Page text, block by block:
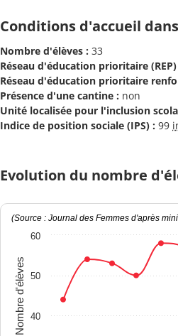
Conditions d'accueil
Nombre d'élèves : 33
Réseau d'éducation prioritaire (REP)
Réseau d'éducation prioritaire
Présence d'une cantine : non
Unité localisée pour l'inclusion
Indice de position sociale (IPS) : 99
Evolution du nombre
Nombre d'élèves
(Source : Journal des Femmes d'après
40
50
60